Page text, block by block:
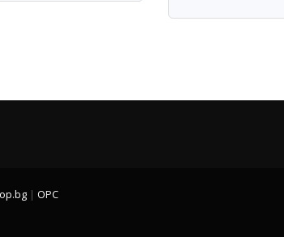
| OPC